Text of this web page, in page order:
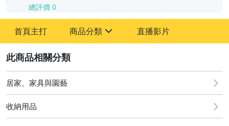
總評價 0
首頁主打 商品分類
圖書/影音/文具
古董、藝術與礦石
直播影片
居家、家具與園藝
收納用品